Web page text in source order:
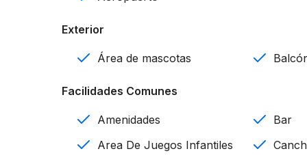
Exterior
Área de mascotas
Facilidades Comunes
Amenidades
Area De Juegos Infantiles
Bar